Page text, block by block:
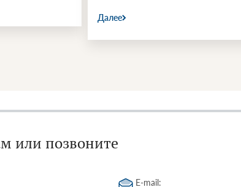
Далее
или позвоните
E-mail: